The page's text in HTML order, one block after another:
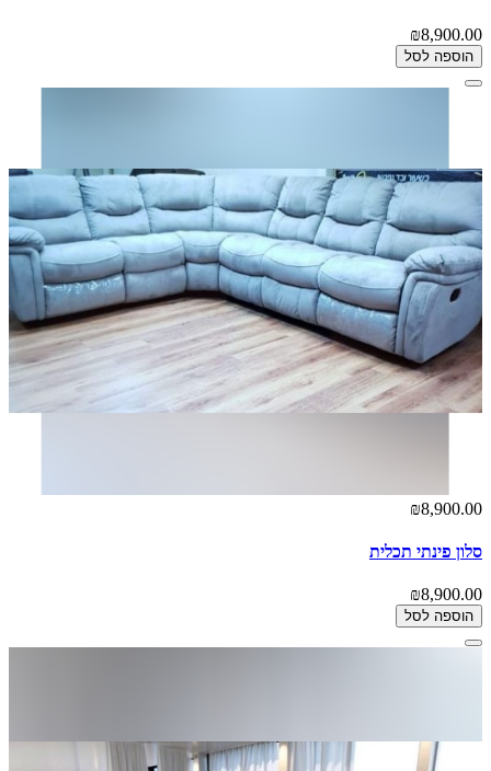
₪8,900.00
הוספה לסל
₪8,900.00
סלון פינתי תכלית
₪8,900.00
הוספה לסל